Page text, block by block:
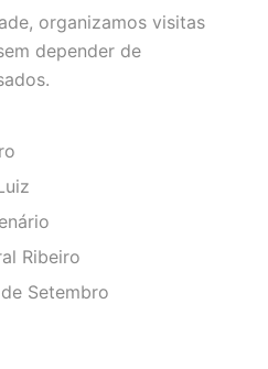
organizamos visitas
depender de
Ribeiro
Setembro